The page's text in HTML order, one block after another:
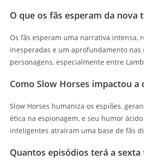
O que os fãs esperam da nova
Os fãs esperam uma narrativa intensa,
inesperadas e um aprofundamento nas
personagens, especialmente entre
Como Slow Horses impactou a
Slow Horses humaniza os espiões,
ética na espionagem, e seu humor
inteligentes atraíram uma base de fãs
Quantos episódios terá a sexta